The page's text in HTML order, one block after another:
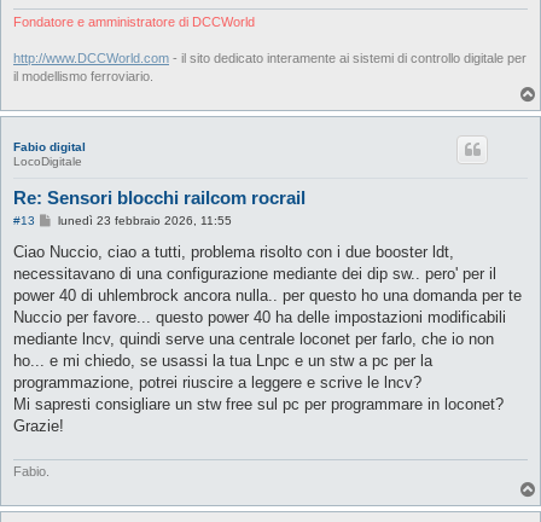
Fondatore e amministratore di DCCWorld
http://www.DCCWorld.com - il sito dedicato interamente ai sistemi di controllo digitale per
il modellismo ferroviario.
Fabio digital
LocoDigitale
Re: Sensori blocchi railcom rocrail
#13
M
s
a
g
i
o
lunedì 23 febbraio 2026, 11:55
Ciao Nuccio, ciao a tutti, problema risolto con i due booster ldt,
necessitavano di una configurazione mediante dei dip sw.. pero' per il
power 40 di uhlembrock ancora nulla.. per questo ho una domanda per te
Nuccio per favore... questo power 40 ha delle impostazioni modificabili
mediante lncv, quindi serve una centrale loconet per farlo, che io non
ho... e mi chiedo, se usassi la tua Lnpc e un stw a pc per la
programmazione, potrei riuscire a leggere e scrive le lncv?
Mi sapresti consigliare un stw free sul pc per programmare in loconet?
Grazie!
Fabio.